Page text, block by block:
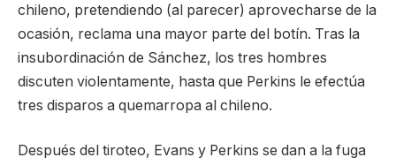
chileno, pretendiendo (al parecer) aprovecharse de la
ocasión, reclama una mayor parte del botín. Tras la
insubordinación de Sánchez, los tres hombres
discuten violentamente, hasta que Perkins le efectúa
tres disparos a quemarropa al chileno.
Después del tiroteo, Evans y Perkins se dan a la fuga